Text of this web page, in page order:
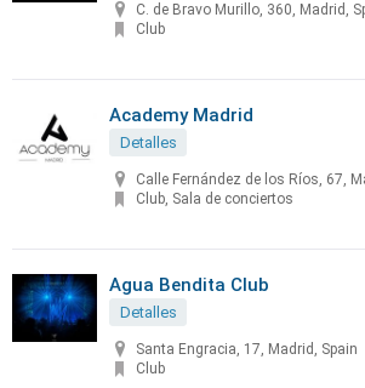
C. de Bravo Murillo, 360, Madrid,
Club
Academy Madrid
Detalles
Calle Fernández de los Ríos, 67,
Club, Sala de conciertos
Agua Bendita Club
Detalles
Santa Engracia, 17, Madrid, Spain
Club